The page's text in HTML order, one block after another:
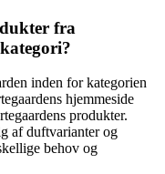
fra
inden for kategorien
hjemmeside
produkter.
af duftvarianter og
behov og